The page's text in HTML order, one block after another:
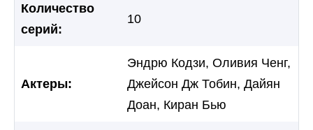
Количество
серий:
10
Актеры:
Эндрю Кодзи, Оливия Ченг,
Джейсон Дж Тобин, Дайян
Доан, Киран Бью